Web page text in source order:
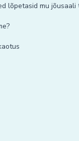
lõpetasid mu jõusaali